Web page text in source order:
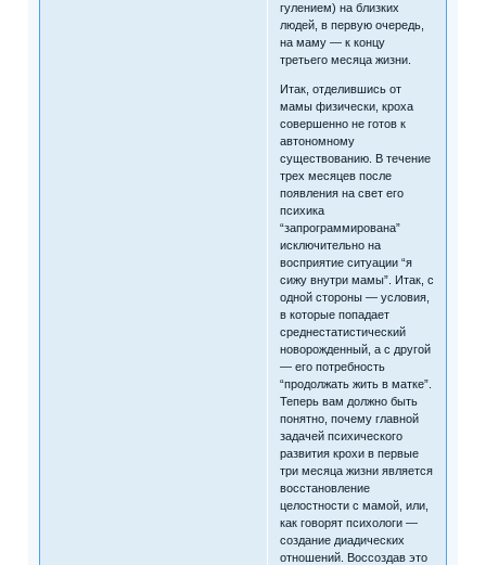
гулением) на близких
людей, в первую очередь,
на маму — к концу
третьего месяца жизни.
Итак, отделившись от
мамы физически, кроха
совершенно не готов к
автономному
существованию. В течение
трех месяцев после
появления на свет его
психика
“запрограммирована”
исключительно на
восприятие ситуации “я
сижу внутри мамы”. Итак, с
одной стороны — условия,
в которые попадает
среднестатистический
новорожденный, а с другой
— его потребность
“продолжать жить в матке”.
Теперь вам должно быть
понятно, почему главной
задачей психического
развития крохи в первые
три месяца жизни является
восстановление
целостности с мамой, или,
как говорят психологи —
создание диадических
отношений. Воссоздав это